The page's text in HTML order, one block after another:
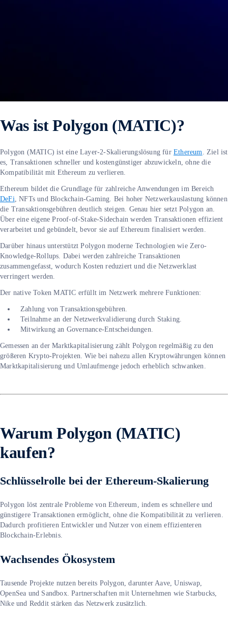
Was ist Polygon (MATIC)?
Polygon (MATIC) ist eine Layer-2-Skalierungslösung fürEthereum
. Ziel ist
es, Transaktionen schneller und kostengünstiger abzuwickeln, ohne die
Kompatibilität mit Ethereum zu verlieren.
Ethereum bildet die Grundlage für zahlreiche Anwendungen im Bereich
DeFi , NFTs und Blockchain-Gaming. Bei hoher Netzwerkauslastung können
die Transaktionsgebühren deutlich steigen. Genau hier setzt Polygon an.
Über eine eigene Proof-of-Stake-Sidechain werden Transaktionen effizient
verarbeitet und gebündelt, bevor sie auf Ethereum finalisiert werden.
Darüber hinaus unterstützt Polygon moderne Technologien wie Zero-
Knowledge-Rollups. Dabei werden zahlreiche Transaktionen
zusammengefasst, wodurch Kosten reduziert und die Netzwerklast
verringert werden.
Der native Token MATIC erfüllt im Netzwerk mehrere Funktionen:
Zahlung von Transaktionsgebühren.
Teilnahme an der Netzwerkvalidierung durch Staking.
Mitwirkung an Governance-Entscheidungen.
Gemessen an der Marktkapitalisierung zählt Polygon regelmäßig zu den
größeren Krypto-Projekten. Wie bei nahezu allen Kryptowährungen können
Marktkapitalisierung und Umlaufmenge jedoch erheblich schwanken.
Warum Polygon (MATIC)
kaufen?
Schlüsselrolle bei der Ethereum-Skalierung
Polygon löst zentrale Probleme von Ethereum, indem es schnellere und
günstigere Transaktionen ermöglicht, ohne die Kompatibilität zu verlieren.
Dadurch profitieren Entwickler und Nutzer von einem effizienteren
Blockchain-Erlebnis.
Wachsendes Ökosystem
Tausende Projekte nutzen bereits Polygon, darunter Aave, Uniswap,
OpenSea und Sandbox. Partnerschaften mit Unternehmen wie Starbucks,
Nike und Reddit stärken das Netzwerk zusätzlich.